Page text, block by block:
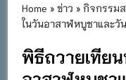
การอบรม
แผนปฏิบัติ
สำนักงานเ
พิธีถวายเค
Home »ข่าว »กิจกรรม
ในวันอาสาฬหบูชาและ
พิธีถวายเทีย